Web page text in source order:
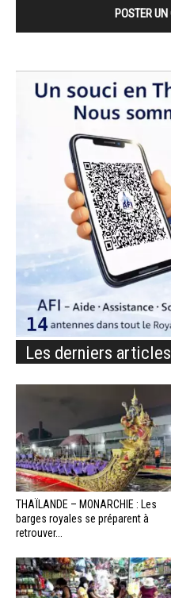
Les derniers articles
THAÏLANDE – MONARCHIE : Les
barges royales se préparent à
retrouver...